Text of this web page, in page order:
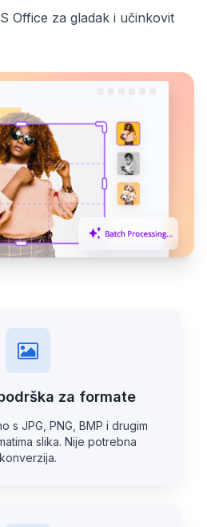
Office za gladak i učinkovit
za formate
s JPG, PNG, BMP i drugim
slika. Nije potrebna
konverzija.